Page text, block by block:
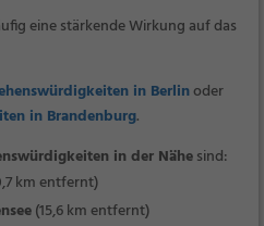
eine stärkende Wirkung auf das
in Berlinoder
in Brandenburg.
in der Nähesind:
km entfernt)
(15,6 km entfernt)